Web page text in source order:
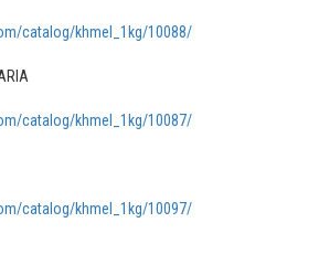
catalog/khmel_1kg/10088/
catalog/khmel_1kg/10087/
catalog/khmel_1kg/10097/